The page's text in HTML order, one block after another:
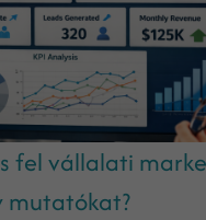
fel vállalati
mutatókat?